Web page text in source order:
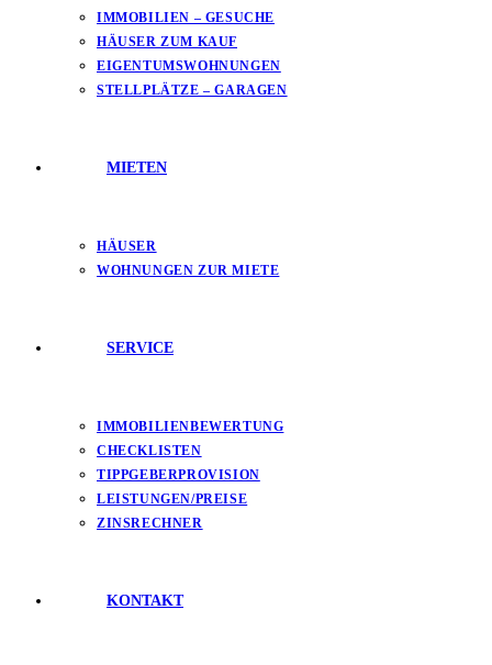
IMMOBILIEN – GESUCHE
HÄUSER ZUM KAUF
EIGENTUMSWOHNUNGEN
STELLPLÄTZE – GARAGEN
MIETEN
HÄUSER
WOHNUNGEN ZUR MIETE
SERVICE
IMMOBILIENBEWERTUNG
CHECKLISTEN
TIPPGEBERPROVISION
LEISTUNGEN/PREISE
ZINSRECHNER
KONTAKT